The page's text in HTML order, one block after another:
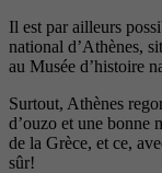
Il est par ailleurs
national d’Athènes,
au Musée d’histoire
Surtout, Athènes
d’ouzo et une bonne
de la Grèce, et ce,
sûr!